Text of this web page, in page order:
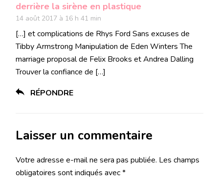
derrière la sirène en plastique
14 août 2017 à 16 h 41 min
[…] et complications de Rhys Ford Sans excuses de
Tibby Armstrong Manipulation de Eden Winters The
marriage proposal de Felix Brooks et Andrea Dalling
Trouver la confiance de […]
RÉPONDRE
Laisser un commentaire
Votre adresse e-mail ne sera pas publiée. Les champs
obligatoires sont indiqués avec*